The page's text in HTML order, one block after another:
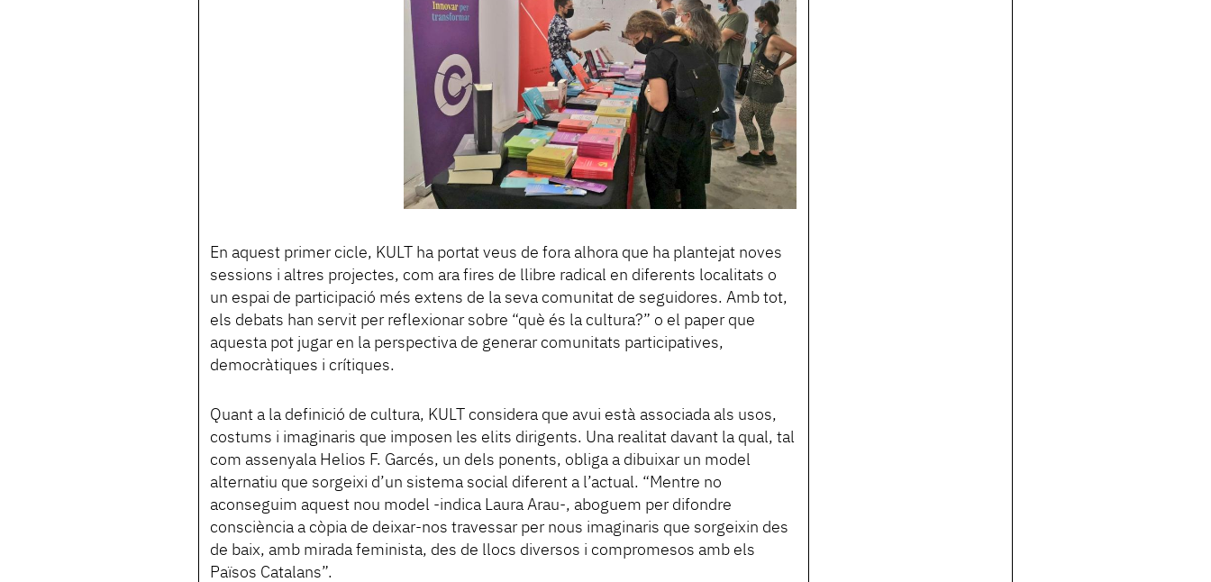
En aquest primer cicle, KULT ha portat veus de fora alhora que ha plantejat noves
sessions i altres projectes, com ara fires de llibre radical en diferents localitats o
un espai de participació més extens de la seva comunitat de seguidores. Amb tot,
els debats han servit per reflexionar sobre “què és la cultura?” o el paper que
aquesta pot jugar en la perspectiva de generar comunitats participatives,
democràtiques i crítiques.
Quant a la definició de cultura, KULT considera que avui està associada als usos,
costums i imaginaris que imposen les elits dirigents. Una realitat davant la qual, tal
com assenyala Helios F. Garcés, un dels ponents, obliga a dibuixar un model
alternatiu que sorgeixi d’un sistema social diferent a l’actual. “Mentre no
aconseguim aquest nou model -indica Laura Arau-, aboguem per difondre
consciència a còpia de deixar-nos travessar per nous imaginaris que sorgeixin des
de baix, amb mirada feminista, des de llocs diversos i compromesos amb els
Països Catalans”.